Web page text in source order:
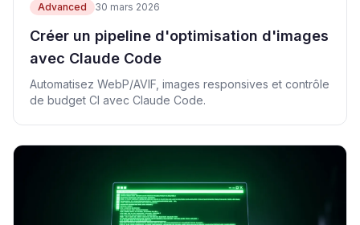
Advanced 30 mars 2026
Créer un pipeline d'optimisation d'images
avec Claude Code
Automatisez WebP/AVIF, images responsives et contrôle
de budget CI avec Claude Code.